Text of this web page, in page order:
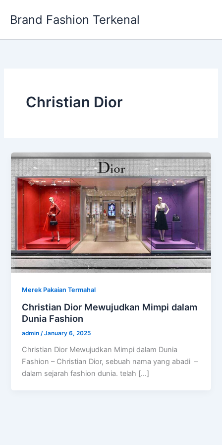
Brand Fashion Terkenal
Christian Dior
Merek Pakaian Termahal
Christian Dior Mewujudkan Mimpi dalam
Dunia Fashion
admin/January 6, 2025
Christian Dior Mewujudkan Mimpi dalam Dunia
Fashion – Christian Dior, sebuah nama yang abadi –
dalam sejarah fashion dunia. telah […]